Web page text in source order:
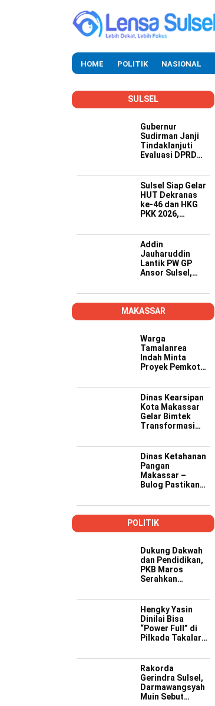
HOME POLITIK NASIONAL
SULSEL
Gubernur
Sudirman Janji
Tindaklanjuti
Evaluasi DPRD
Buruk OPD
Sulsel Siap Gelar
HUT Dekranas
ke-46 dan HKG
PKK 2026,
Promosi Wastra-
Kriya hingga
Dongkrak
Ekonomi Daerah
Addin
Jauharuddin
Lantik PW GP
Ansor Sulsel,
Kompeten,
Kreatif, dan Siap
Wujudkan
Ketahanan
MAKASSAR
Warga
Tamalanrea
Indah Minta
Proyek Pemkot
Transparan,
Musyawarah
Berakhir dengan
Kesepakatan
Dinas Kearsipan
Kota Makassar
Gelar Bimtek
Transformasi
Yogyakarta
Dinas Ketahanan
Pangan
Makassar –
Bulog Pastikan
Distribusi
Bantuan Pangan
Aman
POLITIK
Dukung Dakwah
dan Pendidikan,
PKB Maros
Serahkan
Operasional ke
Pesantren
Hidayatullah
Hengky Yasin
Dinilai Bisa
“Power Full” di
Pilkada Takalar
Rakorda
Gerindra Sulsel,
Darmawangsyah
Muin Sebut